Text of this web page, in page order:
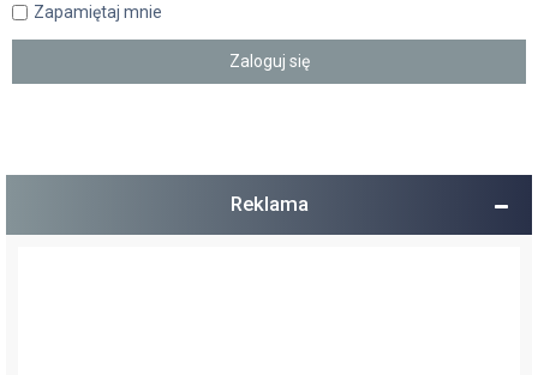
Zapamiętaj mnie
Reklama